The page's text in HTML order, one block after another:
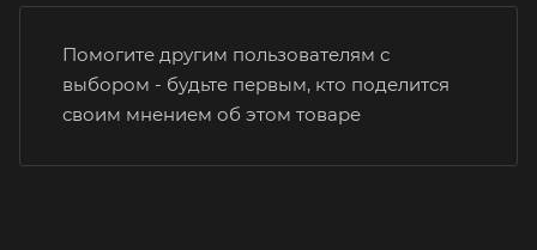
Помогите другим пользователям с
выбором - будьте первым, кто поделится
своим мнением об этом товаре